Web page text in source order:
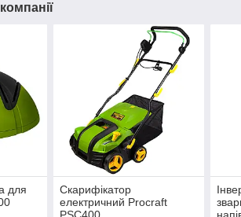
для
Скарифікатор
електричний Procraft